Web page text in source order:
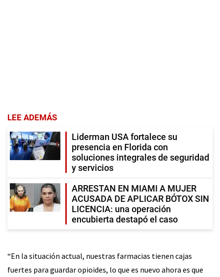
LEE ADEMÁS
Liderman USA fortalece su
presencia en Florida con
soluciones integrales de seguridad
y servicios
ARRESTAN EN MIAMI A MUJER
ACUSADA DE APLICAR BÓTOX SIN
LICENCIA: una operación
encubierta destapó el caso
“En la situación actual, nuestras farmacias tienen cajas
fuertes para guardar opioides, lo que es nuevo ahora es que